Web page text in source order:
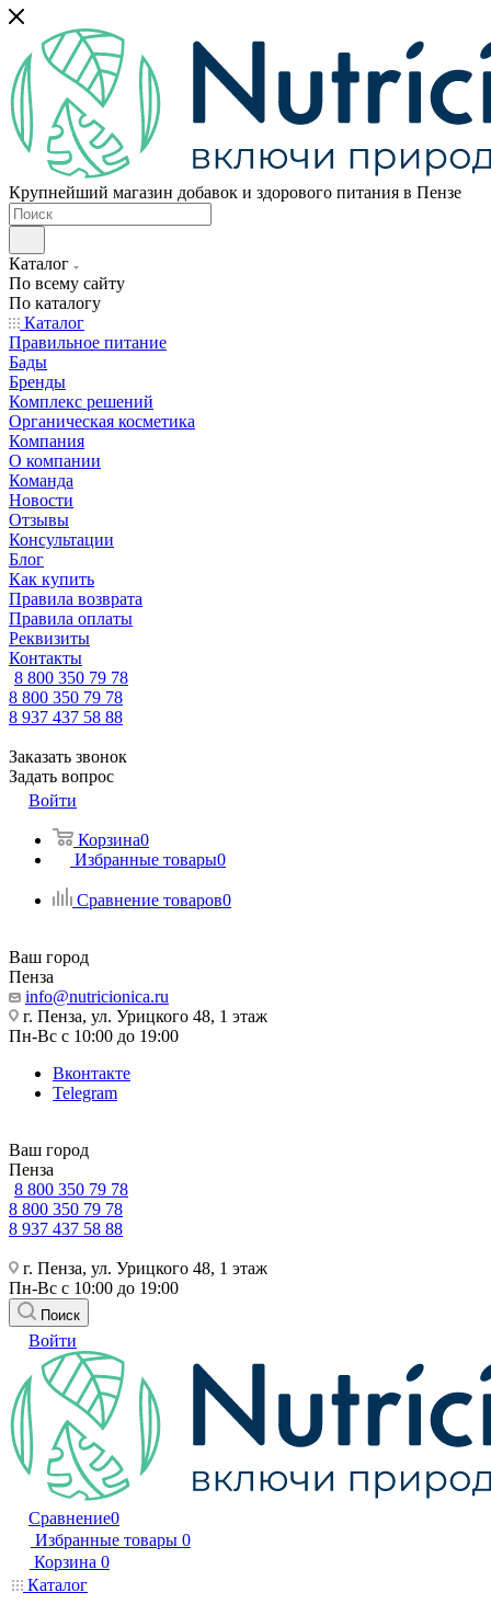
Крупнейший магазин добавок и здорового питания в Пензе
Каталог
По всему сайту
По каталогу
Каталог
Правильное питание
Бады
Бренды
Комплекс решений
Органическая косметика
Компания
О компании
Команда
Новости
Отзывы
Консультации
Блог
Как купить
Правила возврата
Правила оплаты
Реквизиты
Контакты
8 800 350 79 78
8 800 350 79 78
8 937 437 58 88
Заказать звонок
Задать вопрос
Войти
Корзина0
Избранные товары0
Сравнение товаров0
Ваш город
Пенза
info@nutricionica.ru
г. Пенза, ул. Урицкого 48, 1 этаж
Пн-Вс с 10:00 до 19:00
Вконтакте
Telegram
Ваш город
Пенза
8 800 350 79 78
8 800 350 79 78
8 937 437 58 88
г. Пенза, ул. Урицкого 48, 1 этаж
Пн-Вс с 10:00 до 19:00
Поиск
Войти
Сравнение0
Избранные товары 0
Корзина 0
Каталог